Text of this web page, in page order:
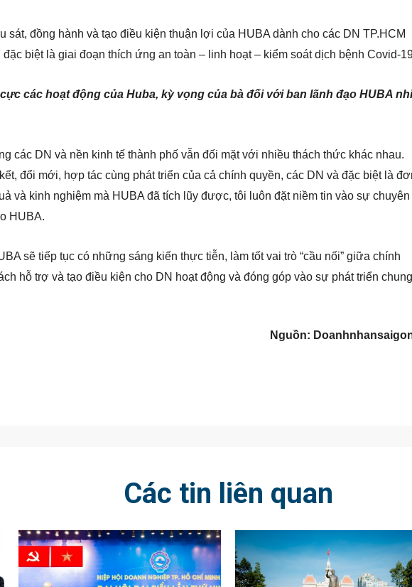
sát, đồng hành và tạo điều kiện thuận lợi của HUBA dành cho các DN TP.HCM
biệt là giai đoạn thích ứng an toàn – linh hoạt – kiểm soát dịch bệnh Covid-
các hoạt động của Huba, kỳ vọng của bà đối với ban lãnh đạo HUBA
các DN và nền kinh tế thành phố vẫn đối mặt với nhiều thách thức khác nhau.
đổi mới, hợp tác cùng phát triển của cả chính quyền, các DN và đặc biệt là
và kinh nghiệm mà HUBA đã tích lũy được, tôi luôn đặt niềm tin vào sự chuyên
HUBA.
sẽ tiếp tục có những sáng kiến thực tiễn, làm tốt vai trò “cầu nối” giữa chính
hỗ trợ và tạo điều kiện cho DN hoạt động và đóng góp vào sự phát triển chung
Nguồn:
Các tin liên quan